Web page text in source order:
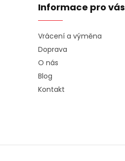
Informace pro vás
Vrácení a výměna
Doprava
O nás
Blog
Kontakt